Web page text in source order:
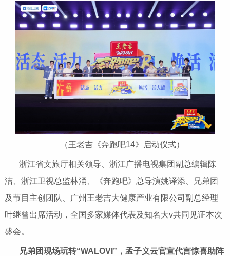
（王老吉《奔跑吧14》启动仪式）
浙江省文旅厅相关领导、浙江广播电视集团副总编辑陈
洁、浙江卫视总监林涌、《奔跑吧》总导演姚译添、兄弟团
及节目主创团队、广州王老吉大健康产业有限公司副总经理
叶继曾出席活动，全国多家媒体代表及知名大v共同见证本次
盛会。
兄弟团现场玩转“WALOVI ”，孟子义云官宣代言惊喜助阵